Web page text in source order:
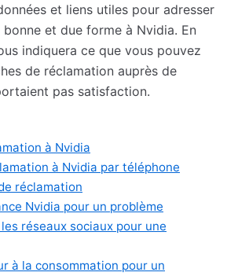
et liens utiles pour adresser
et due forme à Nvidia. En
indiquera ce que vous pouvez
de réclamation auprès de
pas satisfaction.
à Nvidia
à Nvidia par téléphone
réclamation
Nvidia pour un problème
réseaux sociaux pour une
à la consommation pour un